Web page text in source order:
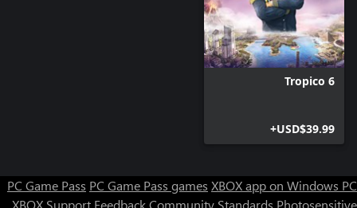
Tropico 6
USD$39.99+
PC Game Pass PC Game Pass games XBOX app on Windows PC
XBOX Support FeedbackCommunity Standards Photosensitive